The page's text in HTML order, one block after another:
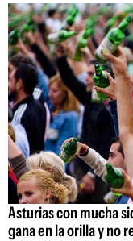
Asturias con mucha
gana en la orilla y no